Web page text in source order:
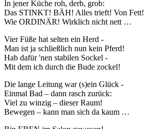
In jener Küche roh, derb, grob:
Das STINKT! BÄH! Alles trieft! Von Fett!
Wie ORDINÄR! Wirklich nicht nett …
Vier Füße hat selten ein Herd -
Man ist ja schließlich nun kein Pferd!
Hab dafür 'nen stabilen Sockel -
Mit dem ich durch die Bude zockel!
Die lange Leitung war (s)ein Glück -
Einmal Bad – dann rasch zurück:
Viel zu winzig – dieser Raum!
Bewegen – kann man sich da kaum …